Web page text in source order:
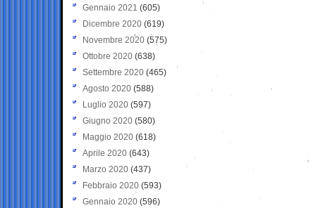
Gennaio 2021 (605)
Dicembre 2020 (619)
Novembre 2020 (575)
Ottobre 2020 (638)
Settembre 2020(465)
Agosto 2020 (588)
Luglio 2020 (597)
Giugno 2020 (580)
Maggio 2020 (618)
Aprile 2020 (643)
Marzo 2020 (437)
Febbraio 2020 (593)
Gennaio 2020 (596)